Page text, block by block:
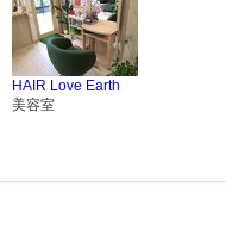
HAIR Love Earth
美容室